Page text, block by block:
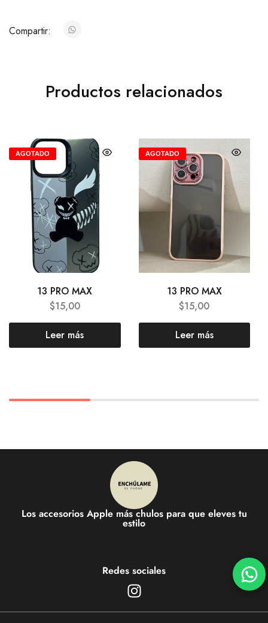
Compartir:
Productos relacionados
AGOTADO
13 PRO MAX
$15,00
Leer más
AGOTADO
13 PRO MAX
$15,00
Leer más
Los accesorios Apple más chulos para que eleves tu
estilo
Redes sociales